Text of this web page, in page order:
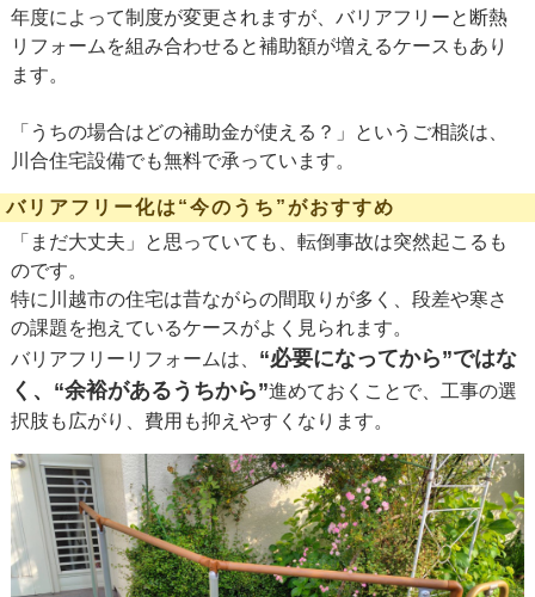
年度によって制度が変更されますが、バリアフリーと断熱
リフォームを組み合わせると補助額が増えるケースもあり
ます。
「うちの場合はどの補助金が使える？」というご相談は、
川合住宅設備でも無料で承っています。
バリアフリー化は“今のうち”がおすすめ
「まだ大丈夫」と思っていても、転倒事故は突然起こるも
のです。
特に川越市の住宅は昔ながらの間取りが多く、段差や寒さ
の課題を抱えているケースがよく見られます。
バリアフリーリフォームは、 “必要になってから”ではな
く、“余裕があるうちから”進めておくことで、工事の選
択肢も広がり、費用も抑えやすくなります。